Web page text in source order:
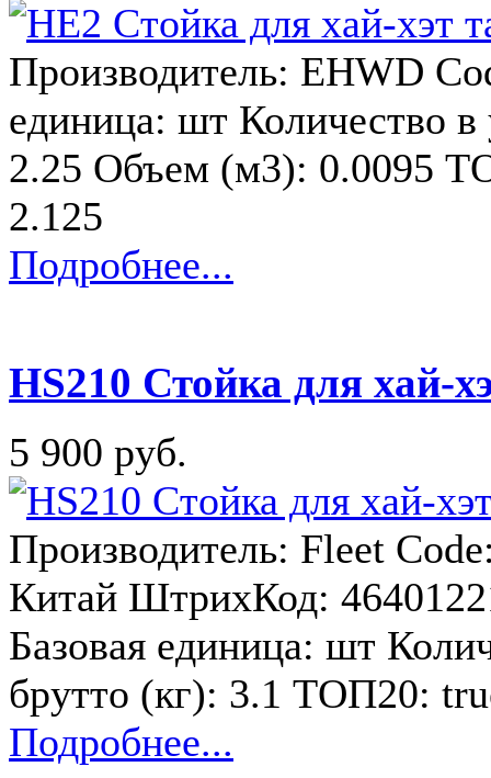
Производитель: EHWD
единица: шт Количество в
2.25 Объем (м3): 0.0095
2.125
Подробнее...
HS210 Стойка для хай-
5 900 руб.
Производитель: Fleet
Китай ШтрихКод:
Базовая единица: шт
брутто (кг): 3.1 ТОП20:
Подробнее...